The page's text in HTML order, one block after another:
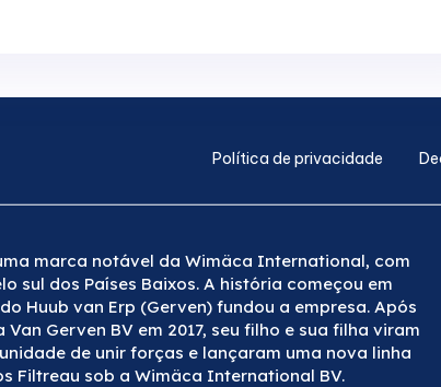
Política de privacidade
marca notável da Wimäca International, com
sul dos Países Baixos. A história começou em
Huub van Erp (Gerven) fundou a empresa. Após
Van Gerven BV em 2017, seu filho e sua filha viram
de unir forças e lançaram uma nova linha
Filtreau sob a Wimäca International BV.